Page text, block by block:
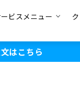
ビスメニュー
はこちら